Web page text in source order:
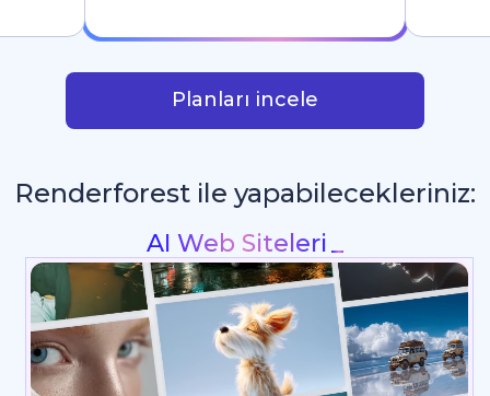
Planları incele
Renderforest ile yapabilecekleriniz:
İntrolar ve Logo Animasyonları